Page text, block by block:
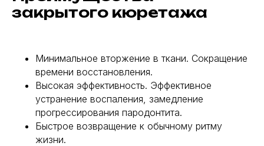
закрытого кюретажа
Минимальное вторжение в ткани. Сокращение
времени восстановления.
Высокая эффективность. Эффективное
устранение воспаления, замедление
прогрессирования пародонтита.
Быстрое возвращение к обычному ритму
жизни.